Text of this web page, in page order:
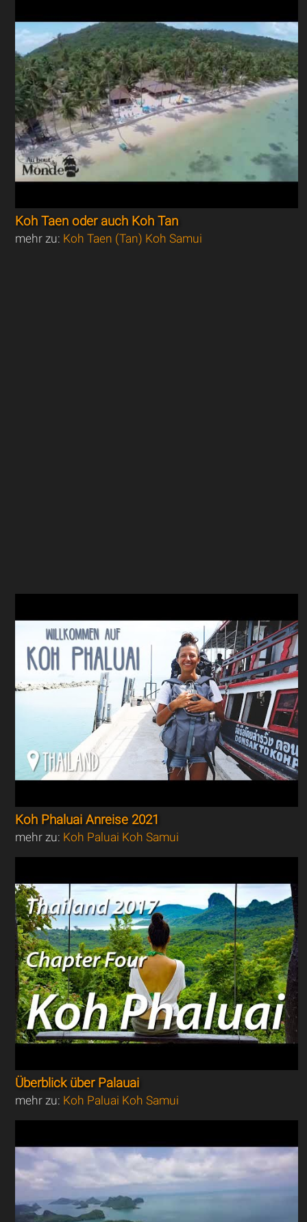
Koh Taen oder auch Koh Tan
mehr zu: Koh Taen (Tan) Koh Samui
Koh Phaluai Anreise 2021
mehr zu: Koh Paluai Koh Samui
Überblick über Palauai
mehr zu: Koh Paluai Koh Samui